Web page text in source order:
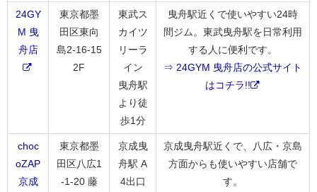
24GY
M 曳
舟店
東京都墨
田区東向
島2-16-15
2F
東武ス
カイツ
リーラ
イン
曳舟駅
より徒
歩1分
曳舟駅近くで使いやすい24時
間ジム。東武曳舟駅を日常利用
する人に便利です。
⇒ 24GYM 曳舟店の公式サイト
はコチラ!!
choc
oZAP
京成
東京都墨
田区八広1
-1-20 藤
京成曳
舟駅 A
4出口
京成曳舟駅近くで、八広・京島
方面からも使いやすい店舗で
す。